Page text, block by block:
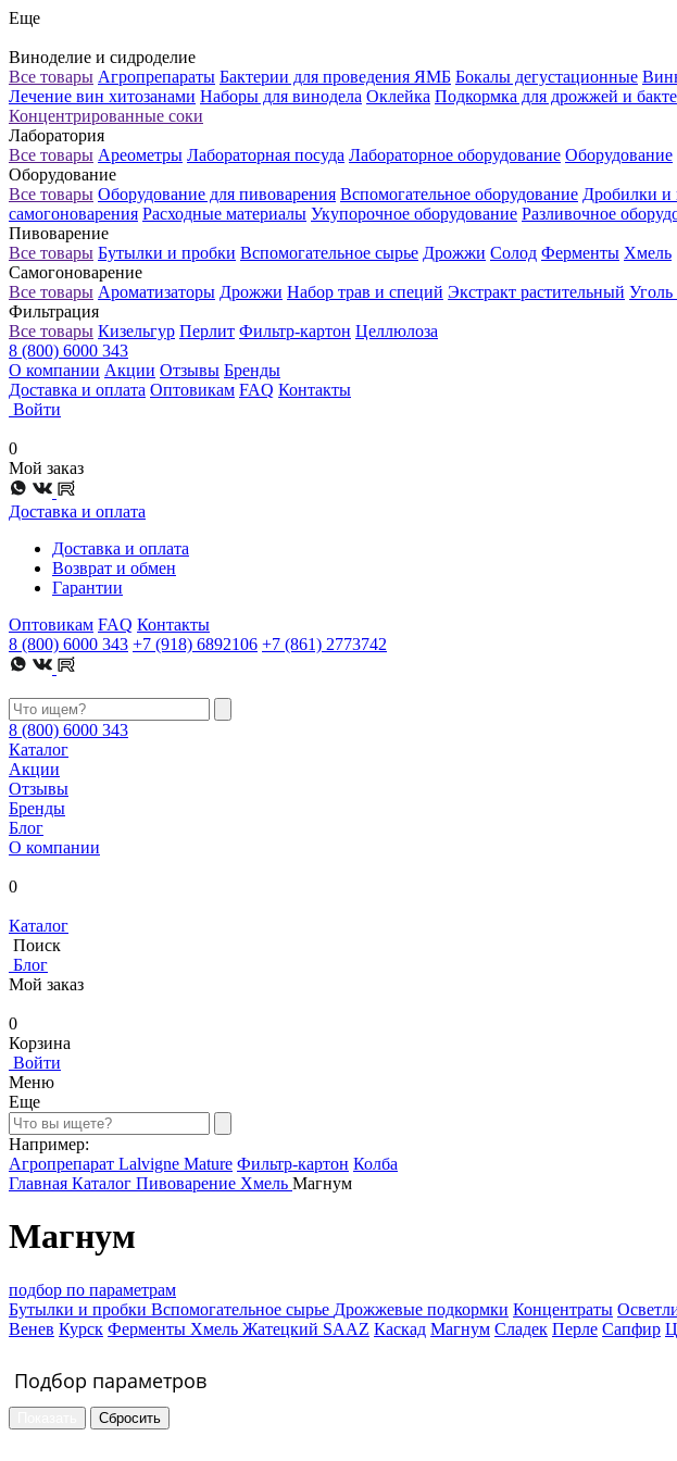
Еще
Виноделие и сидроделие
Все товары Агропрепараты Бактерии для проведения ЯМБ Бокалы дегустационные
Лечение вин хитозанами Наборы для винодела Оклейка Подкормка для дрожжей и
Концентрированные соки
Лаборатория
Все товары Ареометры Лабораторная посуда Лабораторное оборудование Оборудование
Оборудование
Все товары Оборудование для пивоварения Вспомогательное оборудование Дробилки и
самогоноварения Расходные материалы Укупорочное оборудование Разливочное
Пивоварение
Все товары Бутылки и пробки Вспомогательное сырье Дрожжи Солод Ферменты Хмель
Самогоноварение
Все товары Ароматизаторы Дрожжи Набор трав и специй Экстракт растительный Уголь
Фильтрация
Все товары Кизельгур Перлит Фильтр-картон Целлюлоза
8 (800) 6000 343
О компании Акции Отзывы Бренды
Доставка и оплата Оптовикам FAQ Контакты
Войти
0
Мой заказ
Доставка и оплата
Доставка и оплата
Возврат и обмен
Гарантии
Оптовикам FAQ Контакты
8 (800) 6000 343 +7 (918) 6892106 +7 (861) 2773742
8 (800) 6000 343
Каталог
Акции
Отзывы
Бренды
Блог
О компании
0
Каталог
Поиск
Блог
Мой заказ
0
Корзина
Войти
Меню
Еще
Например:
Агропрепарат Lalvigne Mature Фильтр-картон Колба
Главная Каталог Пивоварение Хмель Магнум
Магнум
подбор по параметрам
Бутылки и пробки Вспомогательное сырье Дрожжевые подкормки Концентраты
Венев Курск Ферменты Хмель Жатецкий SAAZ Каскад Магнум Сладек Перле Сапфир
Подбор параметров